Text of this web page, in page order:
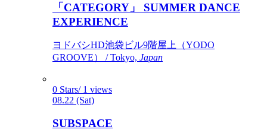
「CATEGORY」 SUMMER DANCE
EXPERIENCE
ヨドバシHD池袋ビル9階屋上（YODO
GROOVE） / Tokyo, Japan
0 Stars/ 1 views
08.22 (Sat)
SUBSPACE